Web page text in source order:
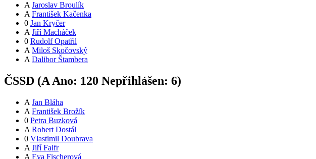
A Jaroslav Broulík
A František Kačenka
0 Jan Kryčer
A Jiří Macháček
0 Rudolf Opatřil
A Miloš Skočovský
A Dalibor Štambera
ČSSD (AAno: 120 Nepřihlášen: 6)
A Jan Bláha
A František Brožík
0 Petra Buzková
A Robert Dostál
0 Vlastimil Doubrava
A Jiří Faifr
A Eva Fischerová